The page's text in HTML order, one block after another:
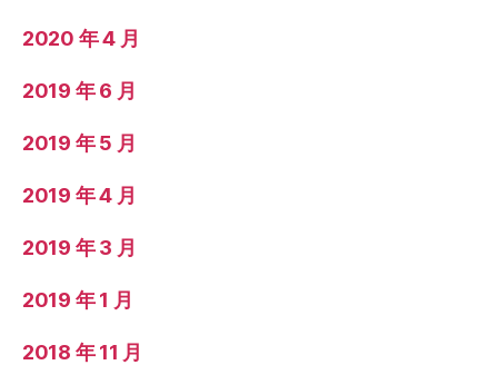
2020 年 4 月
2019 年 6 月
2019 年 5 月
2019 年 4 月
2019 年 3 月
2019 年 1 月
2018 年 11 月